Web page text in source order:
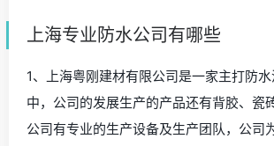
上海专业防水公司有哪些
1、上海粤刚建材有限公司是一家主打防
中，公司的发展生产的产品还有背胶、瓷
公司有专业的生产设备及生产团队，公司